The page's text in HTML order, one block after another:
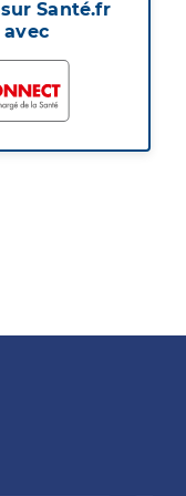
Santé.fr
avec